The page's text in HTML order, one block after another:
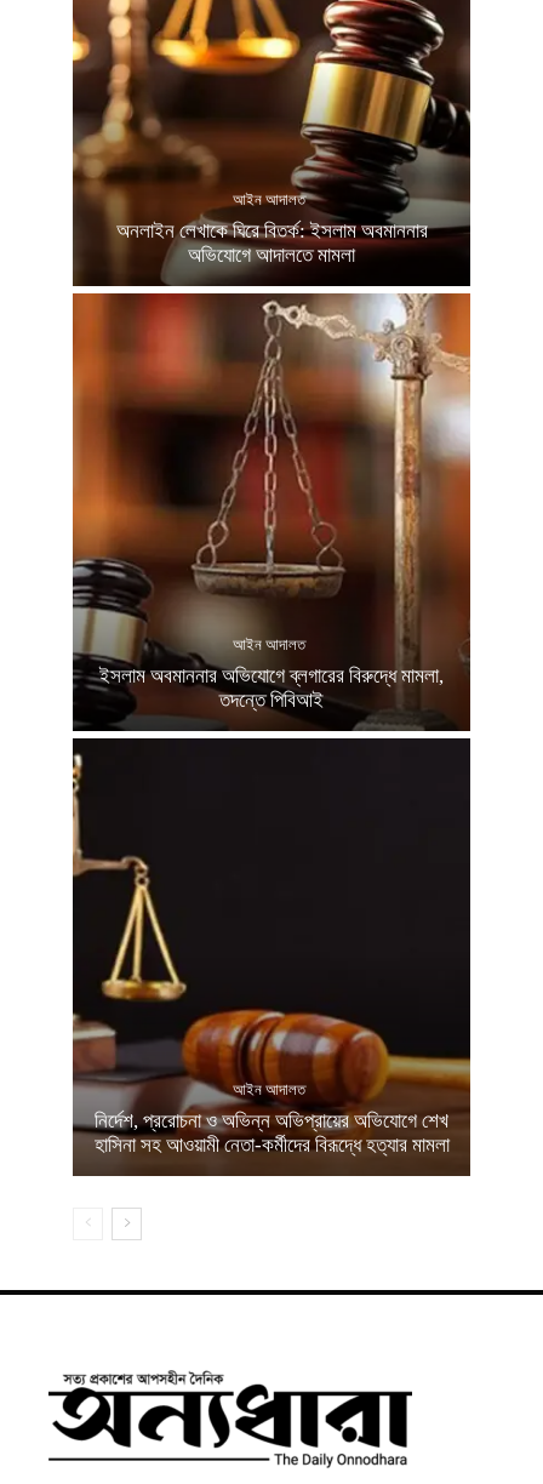
আইন আদালত
অনলাইন লেখাকে ঘিরে বিতর্ক: ইসলাম অবমাননার
অভিযোগে আদালতে মামলা
আইন আদালত
ইসলাম অবমাননার অভিযোগে ব্লগারের বিরুদ্ধে মামলা,
তদন্তে পিবিআই
আইন আদালত
নির্দেশ, প্ররোচনা ও অভিন্ন অভিপ্রায়ের অভিযোগে শেখ
হাসিনা সহ আওয়ামী নেতা-কর্মীদের বিরূদ্ধে হত্যার মামলা